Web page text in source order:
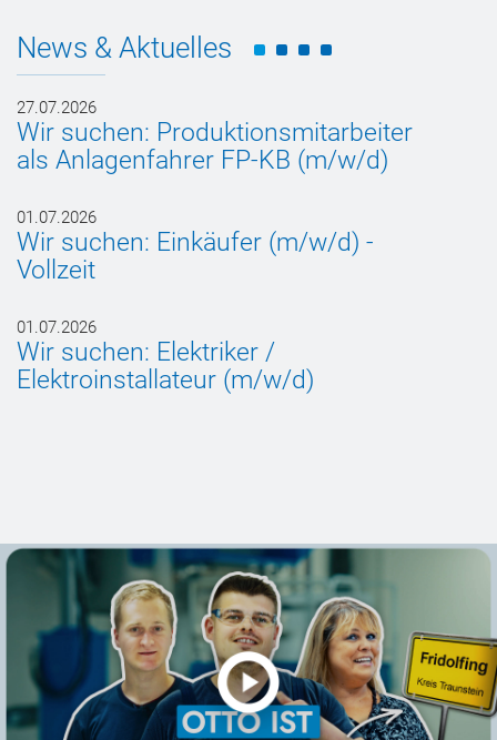
News & Aktuelles
27.07.2026
Wir suchen: Produktionsmitarbeiter
als Anlagenfahrer FP-KB (m/w/d)
01.07.2026
Wir suchen: Einkäufer (m/w/d) -
Vollzeit
01.07.2026
Wir suchen: Elektriker /
Elektroinstallateur (m/w/d)